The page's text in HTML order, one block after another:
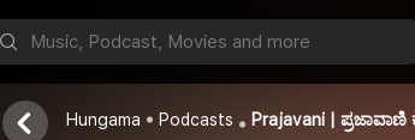
Prajavani | ಪ್ರಜಾವಾಣಿ ಕನ್ನಡ ಧ್ವನಿ
Prajavani
Hungama Podcasts Prajavani | ಪ್ರಜಾವಾಣಿ